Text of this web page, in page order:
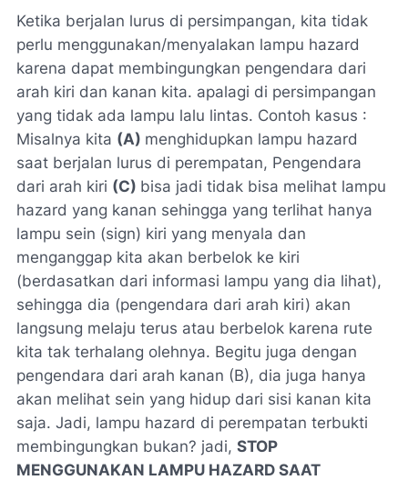
Ketika berjalan lurus di persimpangan, kita tidak
perlu menggunakan/menyalakan lampu hazard
karena dapat membingungkan pengendara dari
arah kiri dan kanan kita. apalagi di persimpangan
yang tidak ada lampu lalu lintas. Contoh kasus :
Misalnya kita (A) menghidupkan lampu hazard
saat berjalan lurus di perempatan, Pengendara
dari arah kiri (C) bisa jadi tidak bisa melihat lampu
hazard yang kanan sehingga yang terlihat hanya
lampu sein (sign) kiri yang menyala dan
menganggap kita akan berbelok ke kiri
(berdasatkan dari informasi lampu yang dia lihat),
sehingga dia (pengendara dari arah kiri) akan
langsung melaju terus atau berbelok karena rute
kita tak terhalang olehnya. Begitu juga dengan
pengendara dari arah kanan (B), dia juga hanya
akan melihat sein yang hidup dari sisi kanan kita
saja. Jadi, lampu hazard di perempatan terbukti
membingungkan bukan? jadi, STOP
MENGGUNAKAN LAMPU HAZARD SAAT